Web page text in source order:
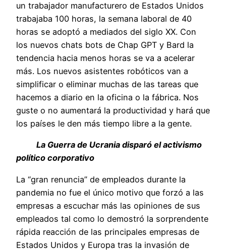
un trabajador manufacturero de Estados Unidos
trabajaba 100 horas, la semana laboral de 40
horas se adoptó a mediados del siglo XX. Con
los nuevos chats bots de Chap GPT y Bard la
tendencia hacia menos horas se va a acelerar
más. Los nuevos asistentes robóticos van a
simplificar o eliminar muchas de las tareas que
hacemos a diario en la oficina o la fábrica. Nos
guste o no aumentará la productividad y hará que
los países le den más tiempo libre a la gente.
La Guerra de Ucrania disparó el activismo
político corporativo
La “gran renuncia” de empleados durante la
pandemia no fue el único motivo que forzó a las
empresas a escuchar más las opiniones de sus
empleados tal como lo demostró la sorprendente
rápida reacción de las principales empresas de
Estados Unidos y Europa tras la invasión de